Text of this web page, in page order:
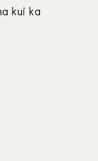
kui ka